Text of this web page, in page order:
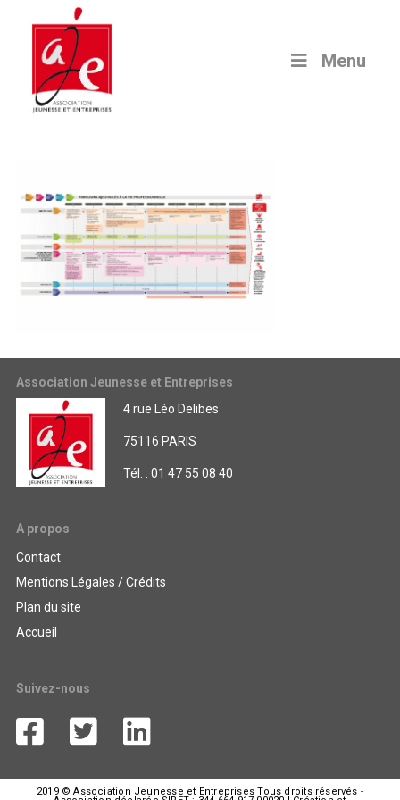
Menu
Association Jeunesse et Entreprises
4 rue Léo Delibes
75116 PARIS
Tél. : 01 47 55 08 40
A propos
Contact
Mentions Légales / Crédits
Plan du site
Accueil
Suivez-nous
2019 © Association Jeunesse et Entreprises Tous droits réservés -